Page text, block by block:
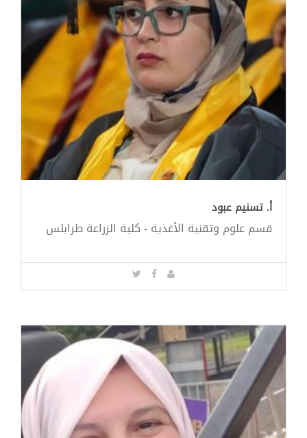
أ. تسنيم عبود
قسم علوم وتقنية الأغذية - كلية الزراعة طرابلس